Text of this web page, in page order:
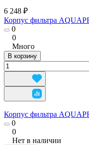
6 248 ₽
Корпус фильтра
0
0
Много
В корзину
Корпус фильтра
0
0
Нет в наличии